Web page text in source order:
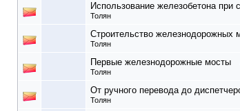
Использование железобетона при
Толян
Строительство железнодорожных
Толян
Первые железнодорожные мосты
Толян
От ручного перевода до
Толян